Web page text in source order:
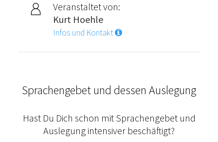
Veranstaltet von:
Kurt Hoehle
Infos und Kontakt
Sprachengebet und dessen Auslegung
Hast Du Dich schon mit Sprachengebet und
Auslegung intensiver beschäftigt?